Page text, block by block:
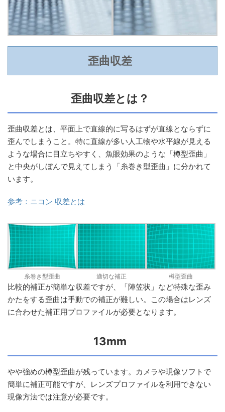
歪曲収差
歪曲収差とは？
歪曲収差とは、平面上で直線的に写るはずが直線とならずに
歪んでしまうこと。特に直線が多い人工物や水平線が見える
ような場合に目立ちやすく、魚眼効果のような「樽型歪曲」
と中央がしぼんで見えてしまう「糸巻き型歪曲」に分かれて
います。
参考：ニコン 収差とは
糸巻き型歪曲 適切な補正 樽型歪曲
比較的補正が簡単な収差ですが、「陣笠状」など特殊な歪み
かたをする歪曲は手動での補正が難しい。この場合はレンズ
に合わせた補正用プロファイルが必要となります。
13mm
やや強めの樽型歪曲が残っています。カメラや現像ソフトで
簡単に補正可能ですが、レンズプロファイルを利用できない
現像方法では注意が必要です。